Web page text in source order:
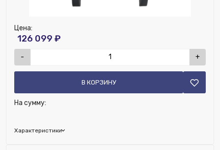
Характеристики
Цена:
126 099 ₽
- +
В КОРЗИНУ
На сумму: